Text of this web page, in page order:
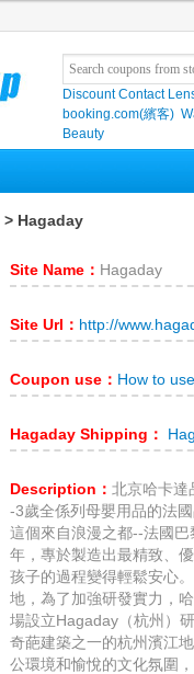
Discount Contact
booking.com(繽客)
Beauty
> Hagaday
Site Name： Hagaday
Site Url： http://
Coupon use： How to
Hagaday Shipping：
Description： 北京哈卡達
-3歲全係列母嬰用品的法
這個來自浪漫之都--法國
年，專於製造出最精致、
孩子的過程變得輕鬆安心
地，為了加強研發實力，
場設立Hagaday（杭州）
奇葩建築之一的杭州濱江
公環境和愉悅的文化氛圍